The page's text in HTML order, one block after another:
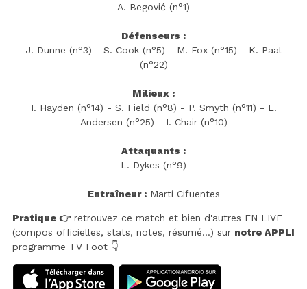
A. Begović (n°1)
Défenseurs :
J. Dunne (n°3) - S. Cook (n°5) - M. Fox (n°15) - K. Paal
(n°22)
Milieux :
I. Hayden (n°14) - S. Field (n°8) - P. Smyth (n°11) - L.
Andersen (n°25) - I. Chair (n°10)
Attaquants :
L. Dykes (n°9)
Entraîneur :Martí Cifuentes
Pratique 👉retrouvez ce match et bien d'autres EN LIVE
(compos officielles, stats, notes, résumé...) sur notre APPLI
programme TV Foot 👇